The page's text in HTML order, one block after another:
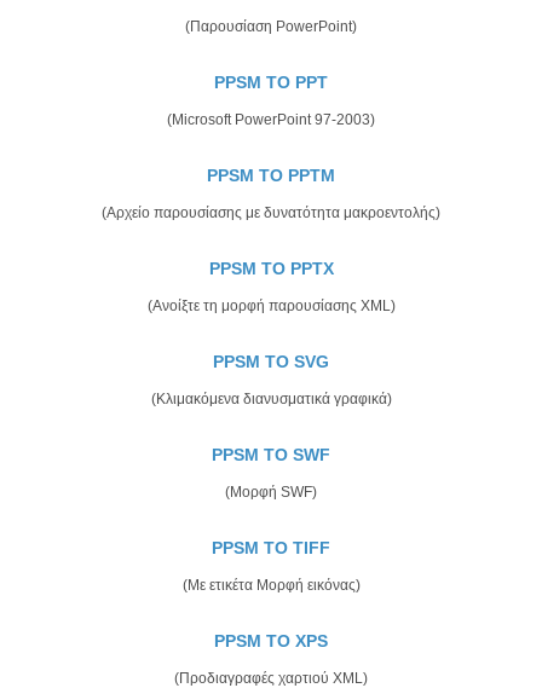
(Παρουσίαση PowerPoint)
PPSM TO PPT
(Microsoft PowerPoint 97-2003)
PPSM TO PPTM
(Αρχείο παρουσίασης με δυνατότητα μακροεντολής)
PPSM TO PPTX
(Ανοίξτε τη μορφή παρουσίασης XML)
PPSM TO SVG
(Κλιμακόμενα διανυσματικά γραφικά)
PPSM TO SWF
(Μορφή SWF)
PPSM TO TIFF
(Με ετικέτα Μορφή εικόνας)
PPSM TO XPS
(Προδιαγραφές χαρτιού XML)